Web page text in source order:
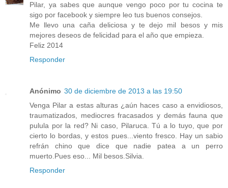
Pilar, ya sabes que aunque vengo poco por tu cocina te
sigo por facebook y siempre leo tus buenos consejos.
Me llevo una caña deliciosa y te dejo mil besos y mis
mejores deseos de felicidad para el año que empieza.
Feliz 2014
Responder
Anónimo 30 de diciembre de 2013 a las 19:50
Venga Pilar a estas alturas ¿aún haces caso a envidiosos,
traumatizados, mediocres fracasados y demás fauna que
pulula por la red? Ni caso, Pilaruca. Tú a lo tuyo, que por
cierto lo bordas, y estos pues...viento fresco. Hay un sabio
refrán chino que dice que nadie patea a un perro
muerto.Pues eso... Mil besos.Silvia.
Responder